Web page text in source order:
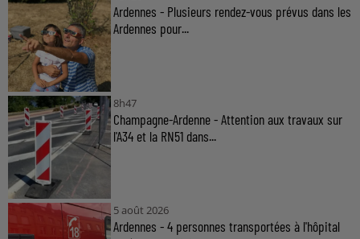
Ardennes - Plusieurs rendez-vous prévus dans les
Ardennes pour...
8h47
Champagne-Ardenne - Attention aux travaux sur
l'A34 et la RN51 dans...
5 août 2026
Ardennes - 4 personnes transportées à l'hôpital